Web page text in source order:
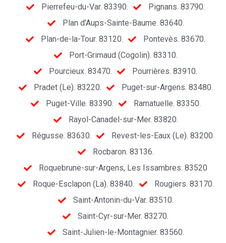
Pierrefeu-du-Var. 83390.
Pignans. 83790.
Plan d’Aups-Sainte-Baume. 83640.
Plan-de-la-Tour. 83120.
Pontevès. 83670.
Port-Grimaud (Cogolin). 83310.
Pourcieux. 83470.
Pourrières. 83910.
Pradet (Le). 83220.
Puget-sur-Argens. 83480.
Puget-Ville. 83390.
Ramatuelle. 83350.
Rayol-Canadel-sur-Mer. 83820.
Régusse. 83630.
Revest-les-Eaux (Le). 83200.
Rocbaron. 83136.
Roquebrune-sur-Argens, Les Issambres. 83520
Roque-Esclapon (La). 83840.
Rougiers. 83170.
Saint-Antonin-du-Var. 83510.
Saint-Cyr-sur-Mer. 83270.
Saint-Julien-le-Montagnier. 83560.